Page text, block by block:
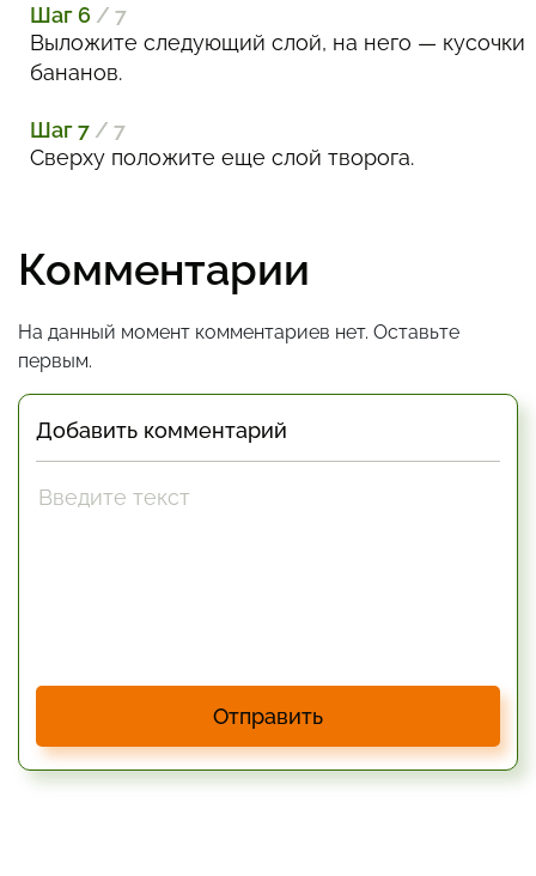
Шаг 6 / 7
Выложите следующий слой, на него — кусочки
бананов.
Шаг 7 / 7
Сверху положите еще слой творога.
Комментарии
На данный момент комментариев нет. Оставьте
первым.
Добавить комментарий
Отправить